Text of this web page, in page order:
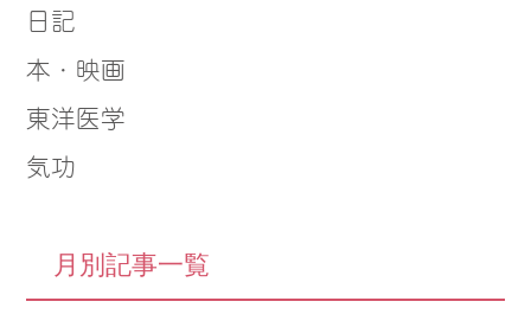
日記
本・映画
東洋医学
気功
月別記事一覧